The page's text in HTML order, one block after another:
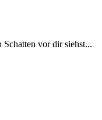
vor dir siehst...